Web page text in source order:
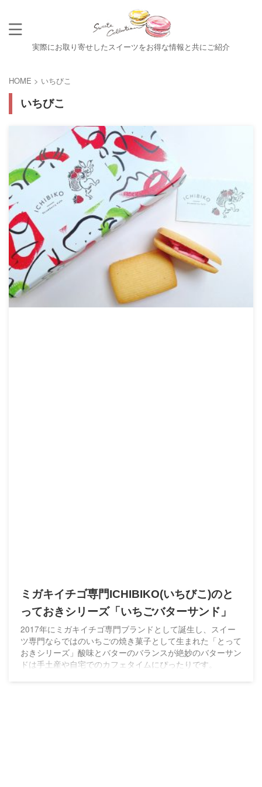
実際にお取り寄せしたスイーツをお得な情報と共にご紹介
HOME > いちびこ
いちびこ
ミガキイチゴ専門ICHIBIKO(いちびこ)のと
っておきシリーズ「いちごバターサンド」
2017年にミガキイチゴ専門ブランドとして誕生し、スイー
ツ専門ならではのいちごの焼き菓子として生まれた「とって
おきシリーズ」酸味とバターのバランスが絶妙のバターサン
ドは手土産や自宅でのカフェタイムにぴったりです。